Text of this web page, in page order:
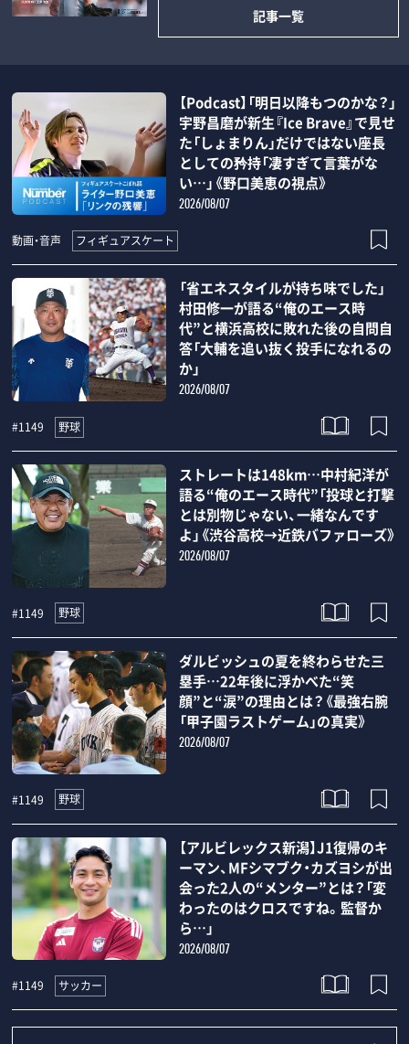
記事一覧
【Podcast】「明日以降もつのかな？」
宇野昌磨が新生『Ice Brave』で見せ
た「しょまりん」だけではない座長
としての矜持「凄すぎて言葉がな
い…」《野口美恵の視点》
2026/08/07
動画・音声 フィギュアスケート
「省エネスタイルが持ち味でした」
村田修一が語る“俺のエース時
代”と横浜高校に敗れた後の自問自
答「大輔を追い抜く投手になれるの
か」
2026/08/07
#1149 野球
ストレートは148km…中村紀洋が
語る“俺のエース時代”「投球と打撃
とは別物じゃない、一緒なんです
よ」《渋谷高校→近鉄バファローズ》
2026/08/07
#1149 野球
ダルビッシュの夏を終わらせた三
塁手…22年後に浮かべた“笑
顔”と“涙”の理由とは？《最強右腕
「甲子園ラストゲーム」の真実》
2026/08/07
#1149 野球
【アルビレックス新潟】J1復帰のキ
ーマン、MFシマブク・カズヨシが出
会った2人の“メンター”とは？「変
わったのはクロスですね。監督か
ら…」
2026/08/07
#1149 サッカー